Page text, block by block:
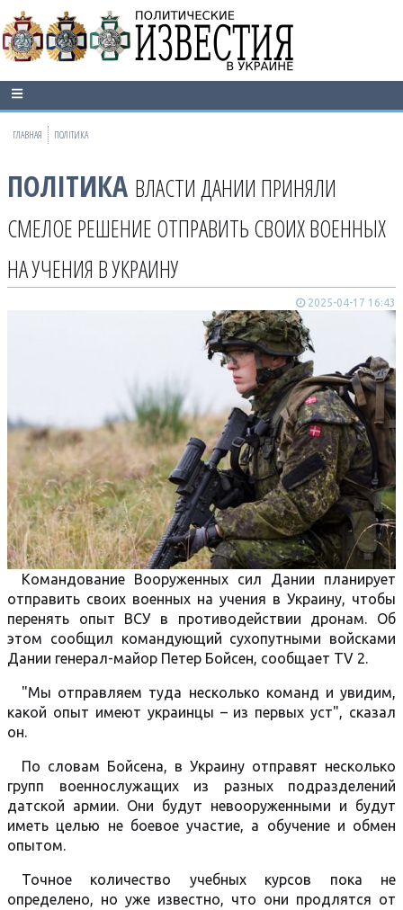
ГЛАВНАЯ ПОЛІТИКА
ПОЛІТИКА ВЛАСТИ ДАНИИ ПРИНЯЛИ
СМЕЛОЕ РЕШЕНИЕ ОТПРАВИТЬ СВОИХ ВОЕННЫХ
НА УЧЕНИЯ В УКРАИНУ
2025-04-17 16:43
Командование Вооруженных сил Дании планирует
отправить своих военных на учения в Украину, чтобы
перенять опыт ВСУ в противодействии дронам. Об
этом сообщил командующий сухопутными войсками
Дании генерал-майор Петер Бойсен, сообщает TV 2.
"Мы отправляем туда несколько команд и увидим,
какой опыт имеют украинцы – из первых уст", сказал
он.
По словам Бойсена, в Украину отправят несколько
групп военнослужащих из разных подразделений
датской армии. Они будут невооруженными и будут
иметь целью не боевое участие, а обучение и обмен
опытом.
Точное количество учебных курсов пока не
определено, но уже известно, что они продлятся от